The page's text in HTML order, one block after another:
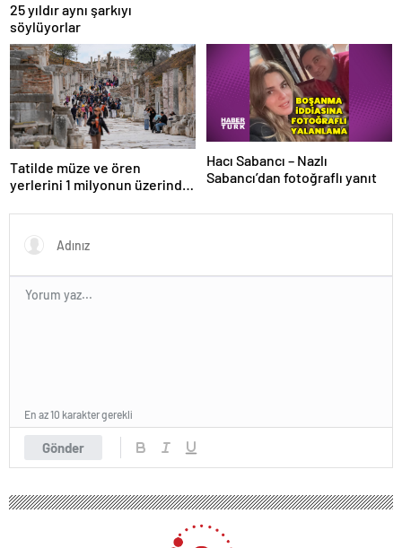
25 yıldır aynı şarkıyı
söylüyorlar
Tatilde müze ve ören
yerlerini 1 milyonun üzerinde
Hacı Sabancı – Nazlı
Sabancı’dan fotoğraflı yanıt
Gönder
En az 10 karakter gerekli